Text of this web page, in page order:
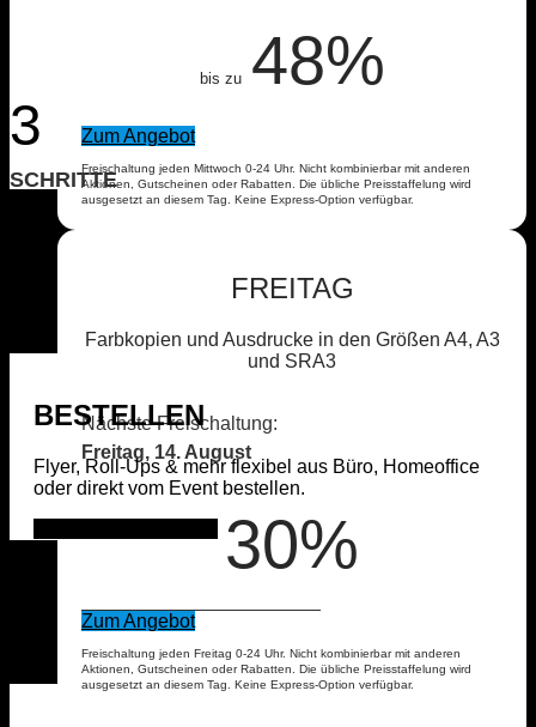
bis zu 48%
Zum Angebot
Freischaltung jeden Mittwoch 0-24 Uhr. Nicht kombinierbar mit anderen
Aktionen, Gutscheinen oder Rabatten. Die übliche Preisstaffelung wird
ausgesetzt an diesem Tag. Keine Express-Option verfügbar.
FREITAG
Farbkopien und Ausdrucke in den Größen A4, A3
und SRA3
Nächste Freischaltung:
Freitag, 14. August
30%
Zum Angebot
Freischaltung jeden Freitag 0-24 Uhr. Nicht kombinierbar mit anderen
Aktionen, Gutscheinen oder Rabatten. Die übliche Preisstaffelung wird
ausgesetzt an diesem Tag. Keine Express-Option verfügbar.
3
SCHRITTE
BESTELLEN
Flyer, Roll-Ups & mehr flexibel aus Büro, Homeoffice
oder direkt vom Event bestellen.